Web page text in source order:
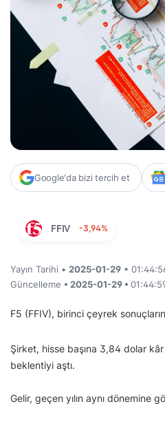
Google'da bizi tercih et
FFIV -3,94%
Yayın Tarihi • 2025-01-29 •
Güncelleme • 2025-01-29 •
F5 (FFIV), birinci çeyrek
Şirket, hisse başına 3,84 dolar
beklentiyi aştı.
Gelir, geçen yılın aynı dönemine